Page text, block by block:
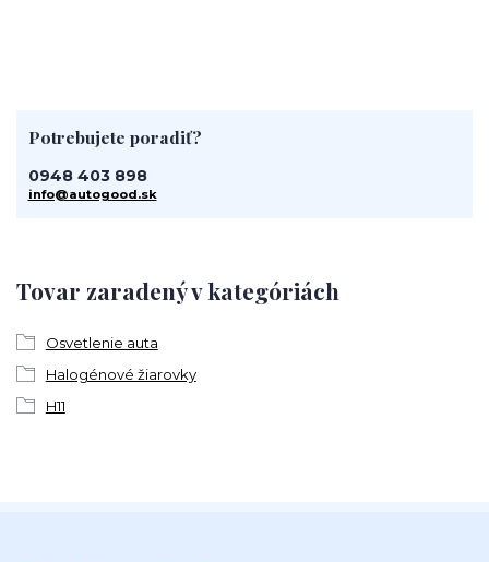
Tovar zaradený v kategóriách
Osvetlenie auta
Halogénové žiarovky
H11
Potrebujete poradiť?
0948 403 898
info@autogood.sk